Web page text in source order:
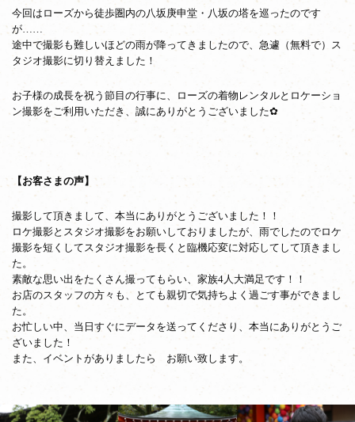
今回はローズから徒歩圏内の八坂庚申堂・八坂の塔を巡ったのです
が……
途中で撮影も難しいほどの雨が降ってきましたので、急遽（無料で）ス
タジオ撮影に切り替えました！
お子様の成長を祝う節目の行事に、ローズの着物レンタルとロケーショ
ン撮影をご利用いただき、誠にありがとうございました✿
【お客さまの声】
撮影して頂きまして、本当にありがとうございました！！
ロケ撮影とスタジオ撮影をお願いしておりましたが、雨でしたのでロケ
撮影を短くしてスタジオ撮影を長くと臨機応変に対応してして頂きまし
た。
素敵な思い出をたくさん撮ってもらい、家族4人大満足です！！
お店のスタッフの方々も、とても親切で気持ちよく過ごす事ができまし
た。
お忙しい中、当日すぐにデータを送ってくださり、本当にありがとうご
ざいました！
また、イベントがありましたら お願い致します。